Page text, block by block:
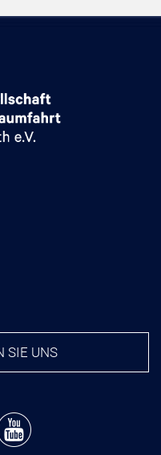
SIE UNS